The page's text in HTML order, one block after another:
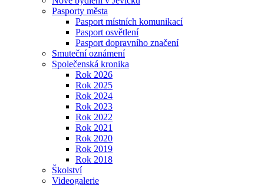
Pasporty města
Pasport místních komunikací
Pasport osvětlení
Pasport dopravního značení
Smuteční oznámení
Společenská kronika
Rok 2026
Rok 2025
Rok 2024
Rok 2023
Rok 2022
Rok 2021
Rok 2020
Rok 2019
Rok 2018
Školství
Videogalerie